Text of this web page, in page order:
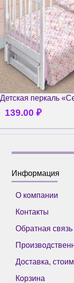
Детская перкаль
139.00 ₽
Информация
О компании
Контакты
Обратная связь
Доставка,
Корзина